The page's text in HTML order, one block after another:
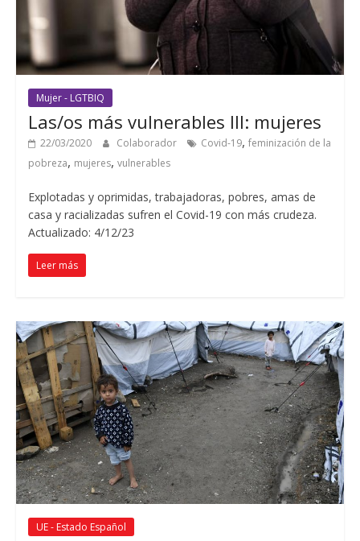
Mujer - LGTBIQ
Las/os más vulnerables III: mujeres
22/03/2020 Colaborador Covid-19, feminización de la
pobreza, mujeres, vulnerables
Explotadas y oprimidas, trabajadoras, pobres, amas de
casa y racializadas sufren el Covid-19 con más crudeza.
Actualizado: 4/12/23
Leer más
UE - Estado Español